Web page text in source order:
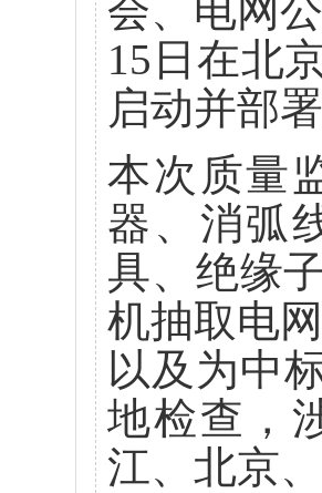
会、电网
15日在北
启动并部
本次质量
器、消弧
具、绝缘
机抽取电
以及为中
地检查，
江、北京